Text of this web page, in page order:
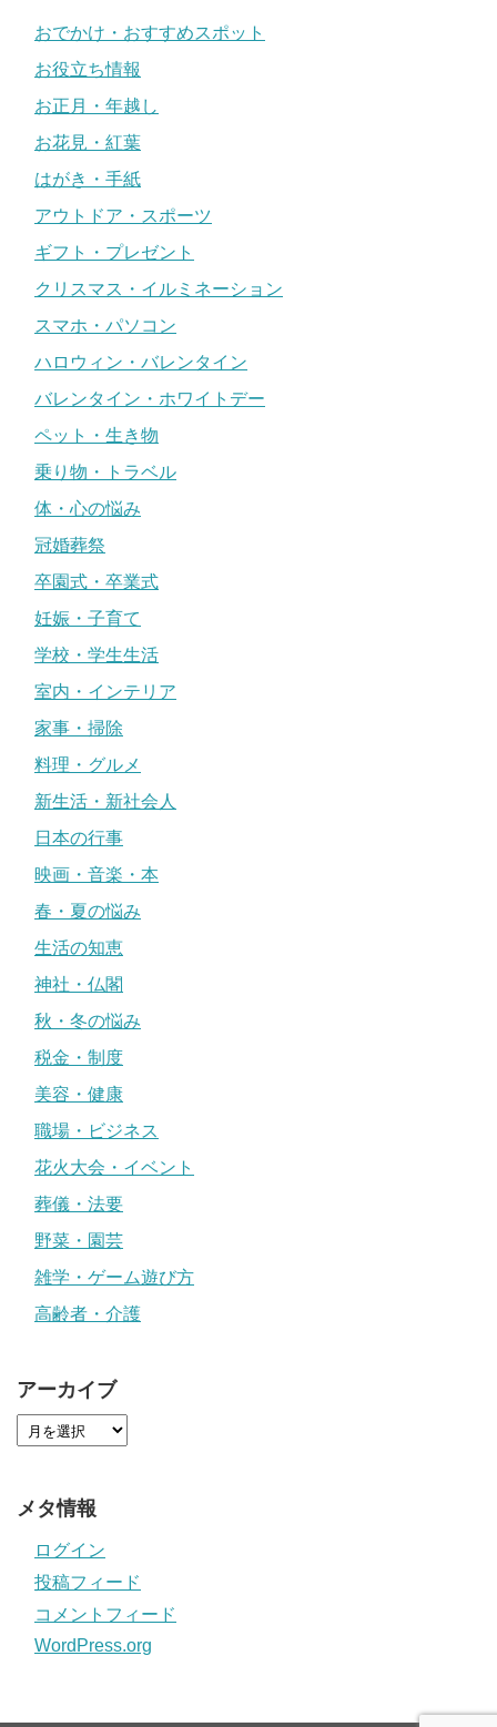
おでかけ・おすすめスポット
お役立ち情報
お正月・年越し
お花見・紅葉
はがき・手紙
アウトドア・スポーツ
ギフト・プレゼント
クリスマス・イルミネーション
スマホ・パソコン
ハロウィン・バレンタイン
バレンタイン・ホワイトデー
ペット・生き物
乗り物・トラベル
体・心の悩み
冠婚葬祭
卒園式・卒業式
妊娠・子育て
学校・学生生活
室内・インテリア
家事・掃除
料理・グルメ
新生活・新社会人
日本の行事
映画・音楽・本
春・夏の悩み
生活の知恵
神社・仏閣
秋・冬の悩み
税金・制度
美容・健康
職場・ビジネス
花火大会・イベント
葬儀・法要
野菜・園芸
雑学・ゲーム遊び方
高齢者・介護
アーカイブ
メタ情報
ログイン
投稿フィード
コメントフィード
WordPress.org